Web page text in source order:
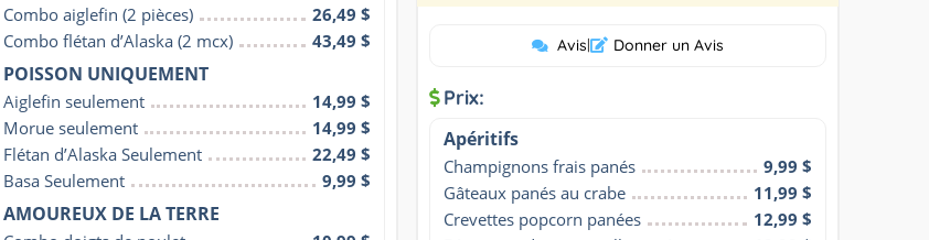
Combo aiglefin (2 pièces)
26,49 $
Combo flétan d’Alaska (2 mcx)
43,49 $
POISSON UNIQUEMENT
Aiglefin seulement
14,99 $
Morue seulement
14,99 $
Flétan d’Alaska Seulement
22,49 $
Basa Seulement
9,99 $
AMOUREUX DE LA TERRE
Avis| Donner un Avis
Prix:
Apéritifs
Champignons frais panés
9,99 $
Gâteaux panés au crabe
11,99 $
Crevettes popcorn panées
12,99 $